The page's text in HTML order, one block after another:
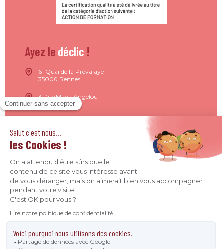
Ayez le déclic !
61 Quai de la Prévalaye
35000 Rennes
3 Rue Maya Angelou
44200 Nantes
4 Quai Jean Moulin
09 71 37 26 34
contact@agence-declic.fr